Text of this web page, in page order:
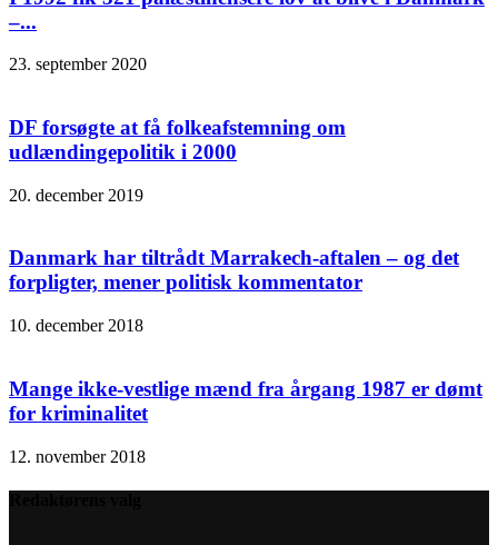
–...
23. september 2020
DF forsøgte at få folkeafstemning om
udlændingepolitik i 2000
20. december 2019
Danmark har tiltrådt Marrakech-aftalen – og det
forpligter, mener politisk kommentator
10. december 2018
Mange ikke-vestlige mænd fra årgang 1987 er dømt
for kriminalitet
12. november 2018